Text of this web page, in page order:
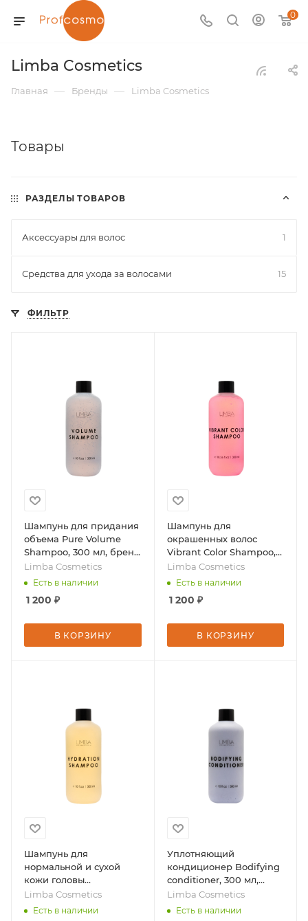
0
Limba Cosmetics
Главная — Бренды — Limba Cosmetics
Товары
РАЗДЕЛЫ ТОВАРОВ
Аксессуары для волос 1
Средства для ухода за волосами 15
ФИЛЬТР
Шампунь для придания
объема Pure Volume
Shampoo, 300 мл, бренд
- Limba Cosmetics
Limba Cosmetics
Есть в наличии
1 200 ₽
В КОРЗИНУ
Шампунь для
окрашенных волос
Vibrant Color Shampoo,
300 мл, бренд - Limba
Cosmetics
Limba Cosmetics
Есть в наличии
1 200 ₽
В КОРЗИНУ
Шампунь для
нормальной и сухой
кожи головы
Normal&Dry Scalp
Hydration Shampoo, 300
Limba Cosmetics
Есть в наличии
Уплотняющий
кондиционер Bodifying
conditioner, 300 мл,
бренд - Limba
Cosmetics
Limba Cosmetics
Есть в наличии